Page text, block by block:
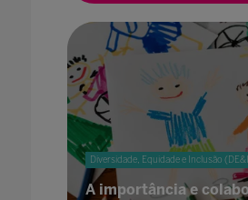
Diversidade, Equidade e Inclusão
A importância e